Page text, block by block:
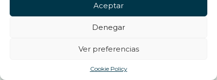
Aceptar
Denegar
Ver preferencias
Cookie Policy